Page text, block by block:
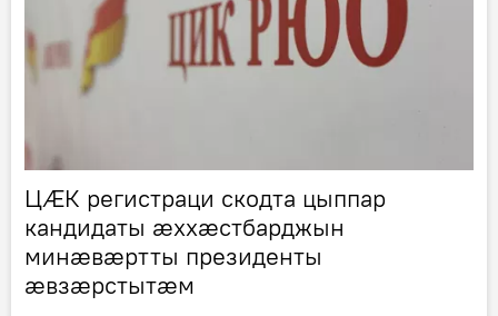
ЦӔК регистраци скодта цыппар
кандидаты ӕххӕстбарджын
минӕвӕртты президенты
ӕвзӕрстытӕм